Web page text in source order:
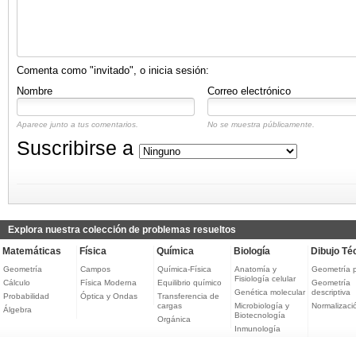
Comenta como "invitado", o inicia sesión:
Nombre
Correo electrónico
Aparece junto a tus comentarios. No se muestra públicamente.
Suscribirse a
Explora nuestra colección de problemas resueltos
Matemáticas
Geometría
Cálculo
Probabilidad
Álgebra
Física
Campos
Física Moderna
Óptica y Ondas
Química
Química-Física
Equilibrio químico
Transferencia de
cargas
Orgánica
Biología
Anatomía y
Fisiología celular
Genética molecular
Microbiología y
Biotecnología
Inmunología
Dibujo
Geometría
Geometría
descriptiva